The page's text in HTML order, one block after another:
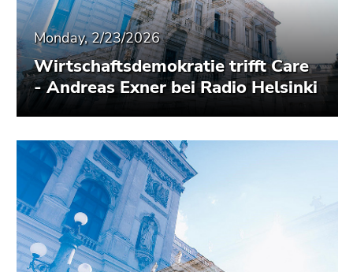
Monday, 2/23/2026
Wirtschaftsdemokratie trifft Care
- Andreas Exner bei Radio Helsinki